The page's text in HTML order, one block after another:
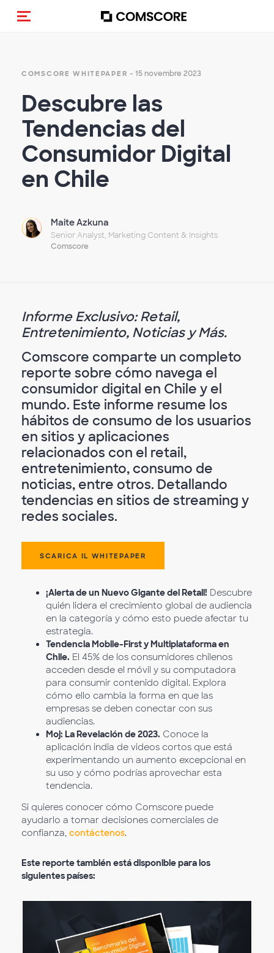
Cambia navigazione
COMSCORE WHITEPAPER - 15 novembre 2023
Descubre las
Tendencias del
Consumidor Digital
en Chile
Maite Azkuna
Senior Analyst, Marketing Content & Insights
Comscore
Informe Exclusivo: Retail,
Entretenimiento, Noticias y Más.
Comscore comparte un completo
reporte sobre cómo navega el
consumidor digital en Chile y el
mundo. Este informe resume los
hábitos de consumo de los usuarios
en sitios y aplicaciones
relacionados con el retail,
entretenimiento, consumo de
noticias, entre otros. Detallando
tendencias en sitios de streaming y
redes sociales.
SCARICA IL WHITEPAPER
¡Alerta de un Nuevo Gigante del Retail! Descubre
quién lidera el crecimiento global de audiencia
en la categoría y cómo esto puede afectar tu
estrategia.
Tendencia Mobile-First y Multiplataforma en
Chile. El 45% de los consumidores chilenos
acceden desde el móvil y su computadora
para consumir contenido digital. Explora
cómo ello cambia la forma en que las
empresas se deben conectar con sus
audiencias.
Moj: La Revelación de 2023. Conoce la
aplicación india de videos cortos que está
experimentando un aumento excepcional en
su uso y cómo podrías aprovechar esta
tendencia.
Si quieres conocer cómo Comscore puede
ayudarlo a tomar decisiones comerciales de
confianza, contáctenos.
Este reporte también está disponible para los
siguientes países: